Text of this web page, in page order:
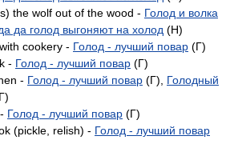
the wolf out of the wood - Голод и волка
да голод выгоняют на холод (H)
cookery - Голод - лучший повар (Г)
- Голод - лучший повар (Г)
- Голод - лучший повар (Г), Голодный
Голод - лучший повар (Г)
(pickle, relish) - Голод - лучший повар